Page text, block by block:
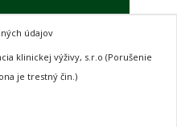
údajov
klinickej výživy, s.r.o (Porušenie
je trestný čin.)